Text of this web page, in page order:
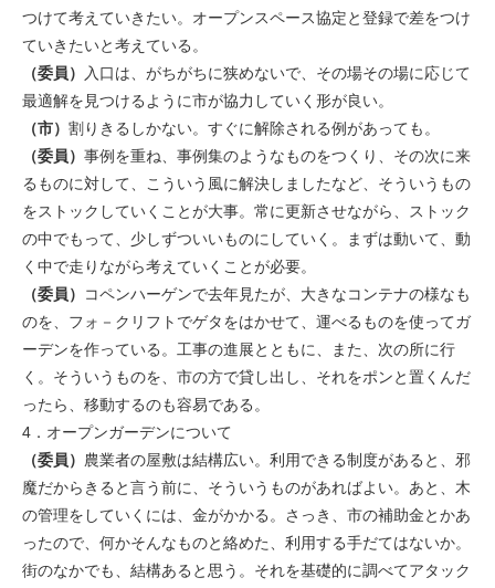
つけて考えていきたい。オープンスペース協定と登録で差をつけ
ていきたいと考えている。
（委員）
入口は、がちがちに狭めないで、その場その場に応じて
最適解を見つけるように市が協力していく形が良い。
（市） 割りきるしかない。すぐに解除される例があっても。
（委員） 事例を重ね、事例集のようなものをつくり、その次に来
るものに対して、こういう風に解決しましたなど、そういうもの
をストックしていくことが大事。常に更新させながら、ストック
の中でもって、少しずついいものにしていく。まずは動いて、動
く中で走りながら考えていくことが必要。
（委員）
コペンハーゲンで去年見たが、大きなコンテナの様なも
のを、フォ－クリフトでゲタをはかせて、運べるものを使ってガ
ーデンを作っている。工事の進展とともに、また、次の所に行
く。そういうものを、市の方で貸し出し、それをポンと置くんだ
ったら、移動するのも容易である。
4．オープンガーデンについて
（委員） 農業者の屋敷は結構広い。利用できる制度があると、邪
魔だからきると言う前に、そういうものがあればよい。あと、木
の管理をしていくには、金がかかる。さっき、市の補助金とかあ
ったので、何かそんなものと絡めた、利用する手だてはないか。
街のなかでも、結構あると思う。それを基礎的に調べてアタック